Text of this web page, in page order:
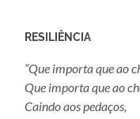
RESILIÊNCIA
“Que importa que ao
Que importa que ao
Caindo aos pedaços,